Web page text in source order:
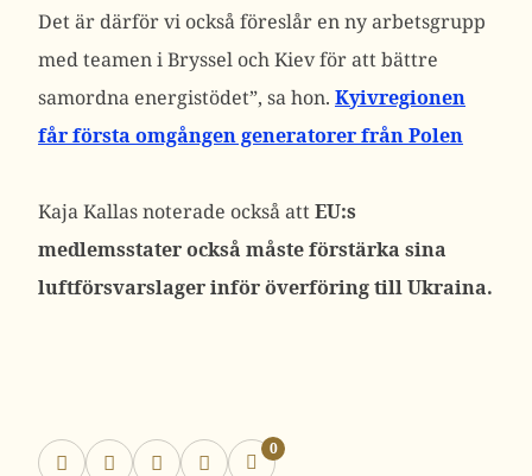
Det är därför vi också föreslår en ny arbetsgrupp
med teamen i Bryssel och Kiev för att bättre
samordna energistödet”, sa hon. Kyivregionen
får första omgången generatorer från Polen
Kaja Kallas noterade också attEU:s
medlemsstater också måste förstärka sina
luftförsvarslager inför överföring till Ukraina.
0